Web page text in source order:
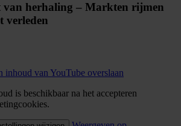
van herhaling – Markten rijmen
verleden
inhoud van YouTube overslaan
is beschikbaar na het accepteren